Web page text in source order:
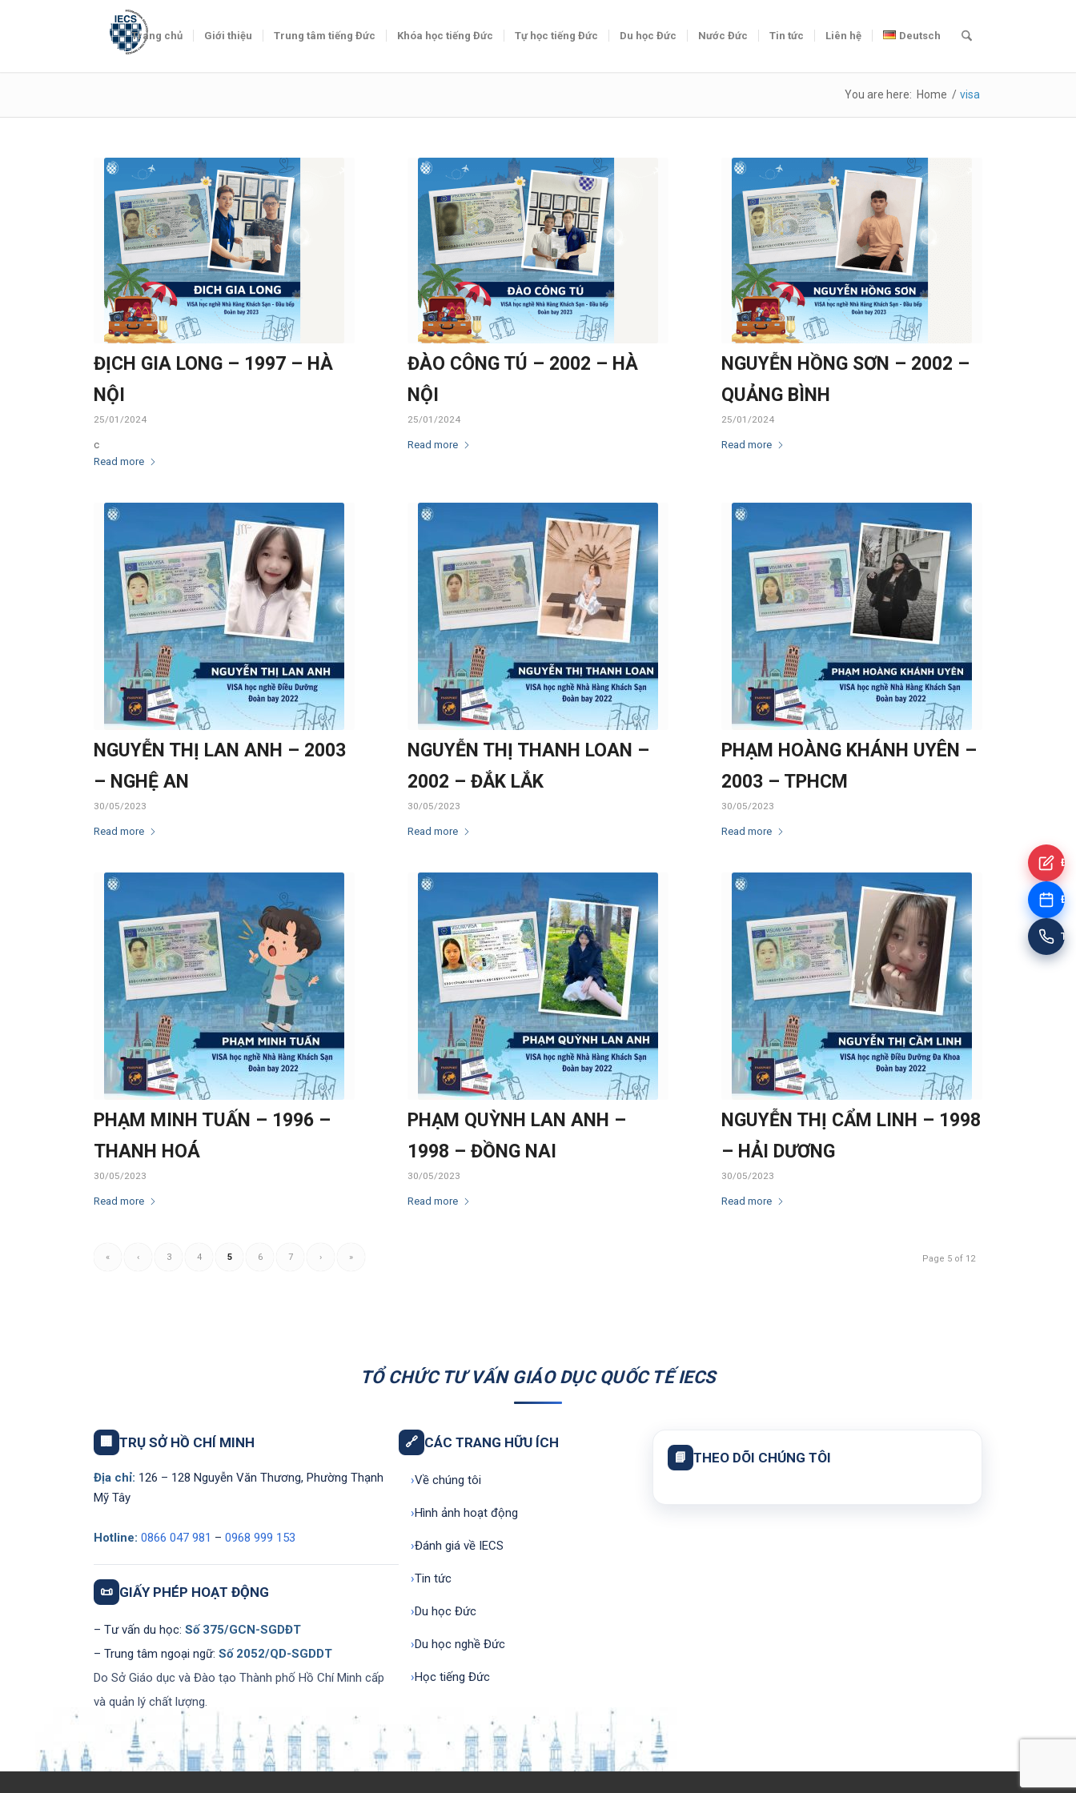
Trang chủ Giới thiệu Trung tâm tiếng Đức Khóa học tiếng Đức Tự học tiếng Đức Du học Đức Nước Đức Tin tức Liên hệ Deutsch
You are here: Home / visa
ĐỊCH GIA LONG – 1997 – HÀ
NỘI
25/01/2024
c
Read more
ĐÀO CÔNG TÚ – 2002 – HÀ
NỘI
25/01/2024
Read more
NGUYỄN HỒNG SƠN – 2002 –
QUẢNG BÌNH
25/01/2024
Read more
NGUYỄN THỊ LAN ANH – 2003
– NGHỆ AN
30/05/2023
Read more
NGUYỄN THỊ THANH LOAN –
2002 – ĐẮK LẮK
30/05/2023
Read more
PHẠM HOÀNG KHÁNH UYÊN –
2003 – TPHCM
30/05/2023
Read more
PHẠM MINH TUẤN – 1996 –
THANH HOÁ
30/05/2023
Read more
PHẠM QUỲNH LAN ANH –
1998 – ĐỒNG NAI
30/05/2023
Read more
NGUYỄN THỊ CẨM LINH – 1998
– HẢI DƯƠNG
30/05/2023
Read more
Page 5 of 12
« ‹ 3 4 5 6 7 › »
TỔ CHỨC TƯ VẤN GIÁO DỤC QUỐC TẾ IECS
🏢 TRỤ SỞ HỒ CHÍ MINH
Địa chỉ: 126 – 128 Nguyễn Văn Thương, Phường Thạnh
Mỹ Tây
Hotline: 0866 047 981 –0968 999 153
📜 GIẤY PHÉP HOẠT ĐỘNG
– Tư vấn du học:Số 375/GCN-SGDĐT
– Trung tâm ngoại ngữ:Số 2052/QD-SGDDT
Do Sở Giáo dục và Đào tạo Thành phố Hồ Chí Minh cấp
và quản lý chất lượng.
🔗 CÁC TRANG HỮU ÍCH
›Về chúng tôi
›Hình ảnh hoạt động
›Đánh giá về IECS
›Tin tức
›Du học Đức
›Du học nghề Đức
›Học tiếng Đức
📘 THEO DÕI CHÚNG TÔI
© Copyright - Tổ chức giáo dục IECS - Enfold WordPress Theme by Kriesi
Tư